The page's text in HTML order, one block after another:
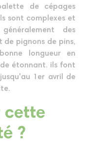
de cépages
sont complexes et
des
de pignons de pins,
longueur en
étonnant. ils font
1er avril de
cette
?